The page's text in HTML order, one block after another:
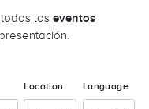
los eventos
Location Language